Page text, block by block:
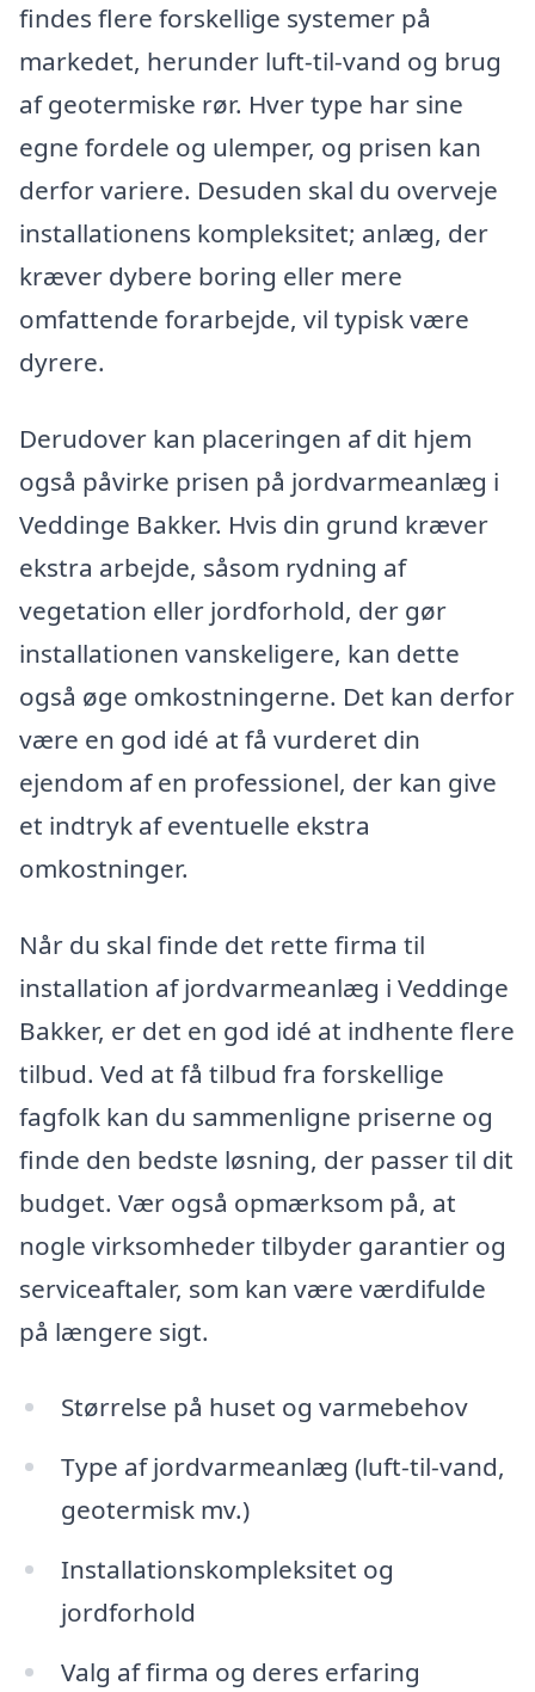
findes flere forskellige systemer på
markedet, herunder luft-til-vand og brug
af geotermiske rør. Hver type har sine
egne fordele og ulemper, og prisen kan
derfor variere. Desuden skal du overveje
installationens kompleksitet; anlæg, der
kræver dybere boring eller mere
omfattende forarbejde, vil typisk være
dyrere.
Derudover kan placeringen af dit hjem
også påvirke prisen på jordvarmeanlæg i
Veddinge Bakker. Hvis din grund kræver
ekstra arbejde, såsom rydning af
vegetation eller jordforhold, der gør
installationen vanskeligere, kan dette
også øge omkostningerne. Det kan derfor
være en god idé at få vurderet din
ejendom af en professionel, der kan give
et indtryk af eventuelle ekstra
omkostninger.
Når du skal finde det rette firma til
installation af jordvarmeanlæg i Veddinge
Bakker, er det en god idé at indhente flere
tilbud. Ved at få tilbud fra forskellige
fagfolk kan du sammenligne priserne og
finde den bedste løsning, der passer til dit
budget. Vær også opmærksom på, at
nogle virksomheder tilbyder garantier og
serviceaftaler, som kan være værdifulde
på længere sigt.
Størrelse på huset og varmebehov
Type af jordvarmeanlæg (luft-til-vand,
geotermisk mv.)
Installationskompleksitet og
jordforhold
Valg af firma og deres erfaring